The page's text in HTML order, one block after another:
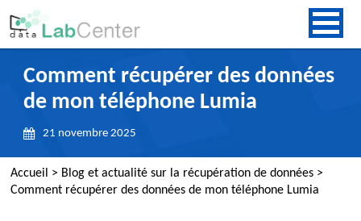
Comment récupérer des données
de mon téléphone Lumia
21 novembre 2025
Accueil > Blog et actualité sur la récupération de données >
Comment récupérer des données de mon téléphone Lumia